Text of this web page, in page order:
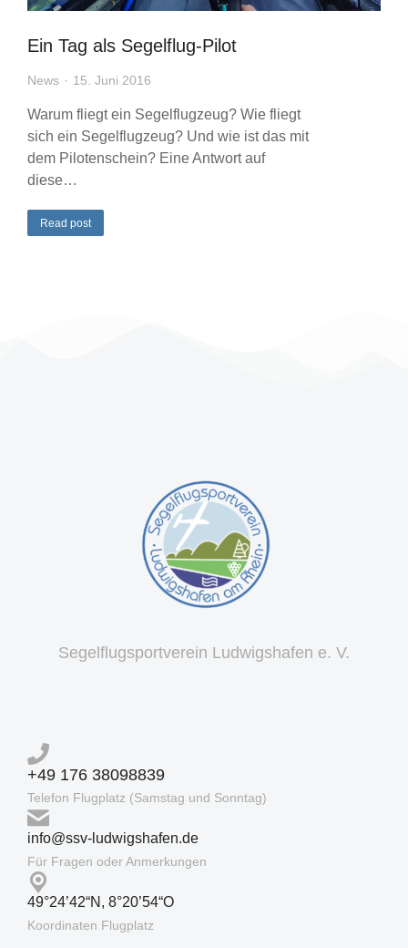
Ein Tag als Segelflug-Pilot
News 15. Juni 2016
Warum fliegt ein Segelflugzeug? Wie fliegt
sich ein Segelflugzeug? Und wie ist das mit
dem Pilotenschein? Eine Antwort auf
diese…
Read post
Segelflugsportverein Ludwigshafen e. V.
+49 176 38098839
Telefon Flugplatz (Samstag und Sonntag)
info@ssv-ludwigshafen.de
Für Fragen oder Anmerkungen
49°24’42“N, 8°20’54“O
Koordinaten Flugplatz